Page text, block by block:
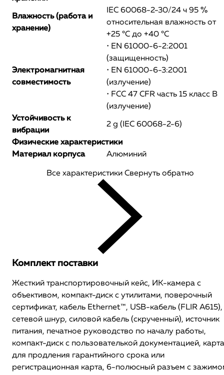
Влажность (работа и
хранение)
IEC 60068-2-30/24 ч 95 %
относительная влажность от
+25 °C до +40 °C
Электромагнитная
совместимость
• EN 61000-6-2:2001
(защищенность)
• EN 61000-6-3:2001
(излучение)
• FCC 47 CFR часть 15 класс B
(излучение)
Устойчивость к
вибрации
2 g (IEC 60068-2-6)
Физические характеристики
Материал корпуса
Алюминий
Все характеристики Свернуть обратно
Комплект поставки
Жесткий транспортировочный кейс, ИК-камера с
объективом, компакт-диск с утилитами, поверочный
сертификат, кабель Ethernet™, USB-кабель (FLIR A615),
сетевой шнур, силовой кабель (скрученный), источник
питания, печатное руководство по началу работы,
компакт-диск с пользователькой документацией, карта
для продления гарантийного срока или
регистрационная карта, 6-полюсный разъем с